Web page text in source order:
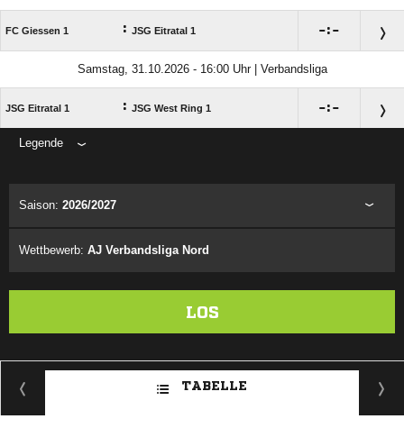
FC Giessen 1 : JSG Eitratal 1 :
Samstag, 31.10.2026 - 16:00 Uhr | Verbandsliga
JSG Eitratal 1 : JSG West Ring 1 :
Legende
Saison: 2026/2027
Wettbewerb: AJ Verbandsliga Nord
LOS
TABELLE